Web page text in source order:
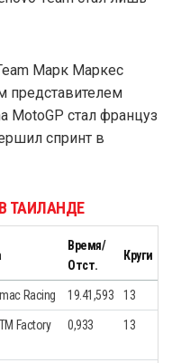
Марк Маркес
представителем
MotoGP стал француз
спринт в
ТАИЛАНДЕ
Время/
Отст.
Круги
Racing 19.41,593 13
Factory
0,933 13